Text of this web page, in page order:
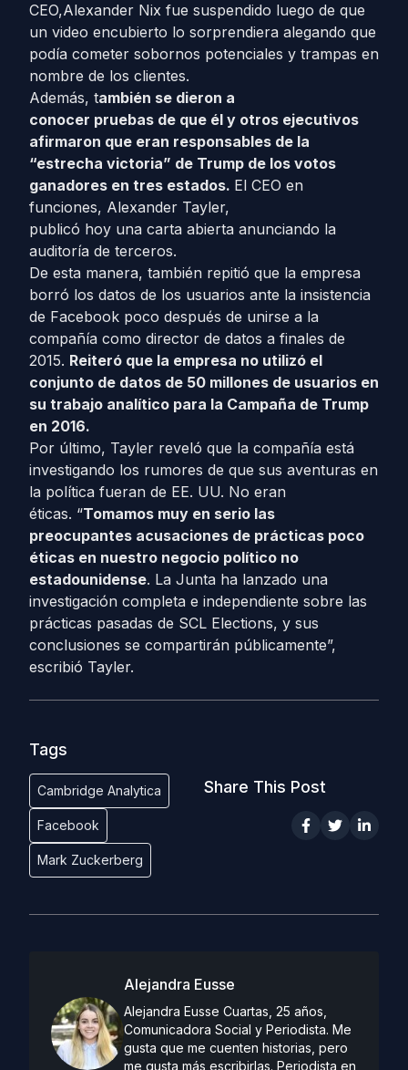
CEO,Alexander Nix fue suspendido luego de que
un video encubierto lo sorprendiera alegando que
podía cometer sobornos potenciales y trampas en
nombre de los clientes.
Además, también se dieron a
conocer pruebas de que él y otros ejecutivos
afirmaron que eran responsables de la
“estrecha victoria” de Trump de los votos
ganadores en tres estados. El CEO en
funciones, Alexander Tayler,
publicó hoy una carta abierta anunciando la
auditoría de terceros.
De esta manera, también repitió que la empresa
borró los datos de los usuarios ante la insistencia
de Facebook poco después de unirse a la
compañía como director de datos a finales de
2015. Reiteró que la empresa no utilizó el
conjunto de datos de 50 millones de usuarios en
su trabajo analítico para la Campaña de Trump
en 2016.
Por último, Tayler reveló que la compañía está
investigando los rumores de que sus aventuras en
la política fueran de EE. UU. No eran
éticas. “Tomamos muy en serio las
preocupantes acusaciones de prácticas poco
éticas en nuestro negocio político no
estadounidense. La Junta ha lanzado una
investigación completa e independiente sobre las
prácticas pasadas de SCL Elections, y sus
conclusiones se compartirán públicamente”,
escribió Tayler.
Tags
Cambridge Analytica
Facebook
Mark Zuckerberg
Share This Post
Alejandra Eusse
Alejandra Eusse Cuartas, 25 años,
Comunicadora Social y Periodista. Me
gusta que me cuenten historias, pero
me gusta más escribirlas. Periodista en